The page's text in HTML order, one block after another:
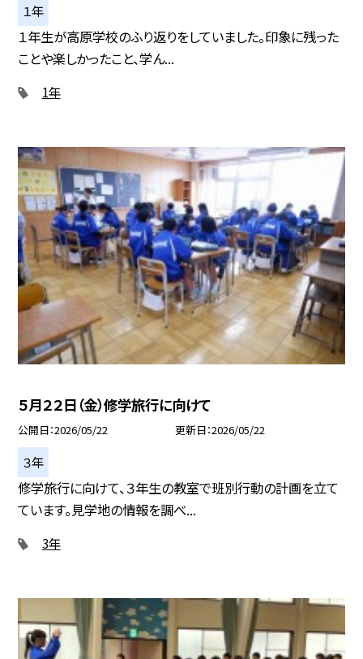
１年
１年生が高原学校のふり返りをしていました。印象に残った
ことや楽しかったこと、学ん...
1年
５月２２日（金）修学旅行に向けて
公開日 2026/05/22 更新日 2026/05/22
３年
修学旅行に向けて、３年生の教室で班別行動の計画を立て
ています。見学地の情報を調べ...
3年